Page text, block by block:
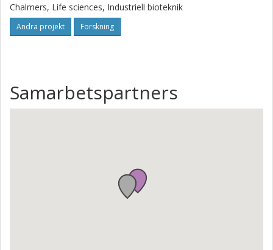
Chalmers, Life sciences, Industriell bioteknik
Andra projekt Forskning
Samarbetspartners